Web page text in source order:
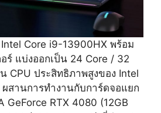
Core i9-13900HX พร้อม
ร์ แบ่งออกเป็น 24 Core / 32
CPU ประสิทธิภาพสูงของ Intel
สานการทำงานกับการ์ดจอแยก
GeForce RTX 4080 (12GB